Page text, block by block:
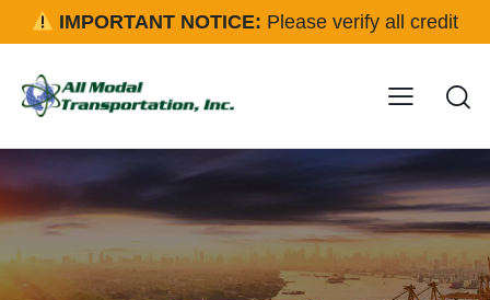
IMPORTANT NOTICE: Please verify all credit
before approval.Click here for details